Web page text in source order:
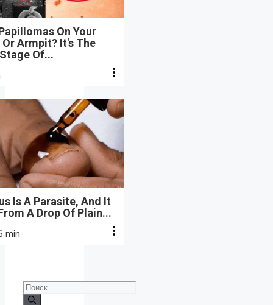
On Your
Armpit? It's The
Of...
Is A Parasite, And It
A Drop Of Plain...
min
Поиск: